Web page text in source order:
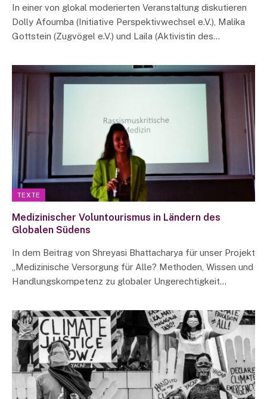
In einer von glokal moderierten Veranstaltung diskutieren
Dolly Afoumba (Initiative Perspektivwechsel e.V.), Malika
Gottstein (Zugvögel e.V.) und Laila (Aktivistin des…
TEXTE
Medizinischer Voluntourismus in Ländern des
Globalen Südens
In dem Beitrag von Shreyasi Bhattacharya für unser Projekt
„Medizinische Versorgung für Alle? Methoden, Wissen und
Handlungskompetenz zu globaler Ungerechtigkeit…